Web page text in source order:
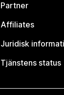
Partner
Affiliates
Juridisk
Tjänstens status